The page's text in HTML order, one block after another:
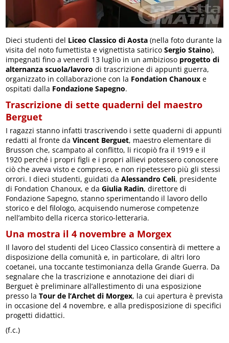
Dieci studenti del Liceo Classico di Aosta (nella foto durante la
visita del noto fumettista e vignettista satiricoSergio Staino),
impegnati fino a venerdì 13 luglio in un ambizioso progetto di
alternanza scuola/lavoro di trascrizione di appunti guerra,
organizzato in collaborazione con la Fondation Chanoux e
ospitati dalla Fondazione Sapegno.
Trascrizione di sette quaderni del maestro
Berguet
I ragazzi stanno infatti trascrivendo i sette quaderni di appunti
redatti al fronte da Vincent Berguet, maestro elementare di
Brusson che, scampato al conflitto, li ricopiò fra il 1919 e il
1920 perché i propri figli e i propri allievi potessero conoscere
ciò che aveva visto e compreso, e non ripetessero più gli stessi
orrori. I dieci studenti, guidati daAlessandro Celi, presidente
di Fondation Chanoux, e daGiulia Radin, direttore di
Fondazione Sapegno, stanno sperimentando il lavoro dello
storico e del filologo, acquisendo numerose competenze
nell’ambito della ricerca storico-letteraria.
Una mostra il 4 novembre a Morgex
Il lavoro del studenti del Liceo Classico consentirà di mettere a
disposizione della comunità e, in particolare, di altri loro
coetanei, una toccante testimonianza della Grande Guerra. Da
segnalare che la trascrizione e annotazione dei diari di
Berguet è preliminare all’allestimento di una esposizione
presso la Tour de l’Archet di Morgex, la cui apertura è prevista
in occasione del 4 novembre, e alla predisposizione di specifici
progetti didattici.
(f.c.)